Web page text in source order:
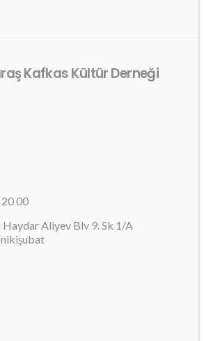
Kafkas Kültür Derneği
00
Aliyev Blv 9. Sk 1/A